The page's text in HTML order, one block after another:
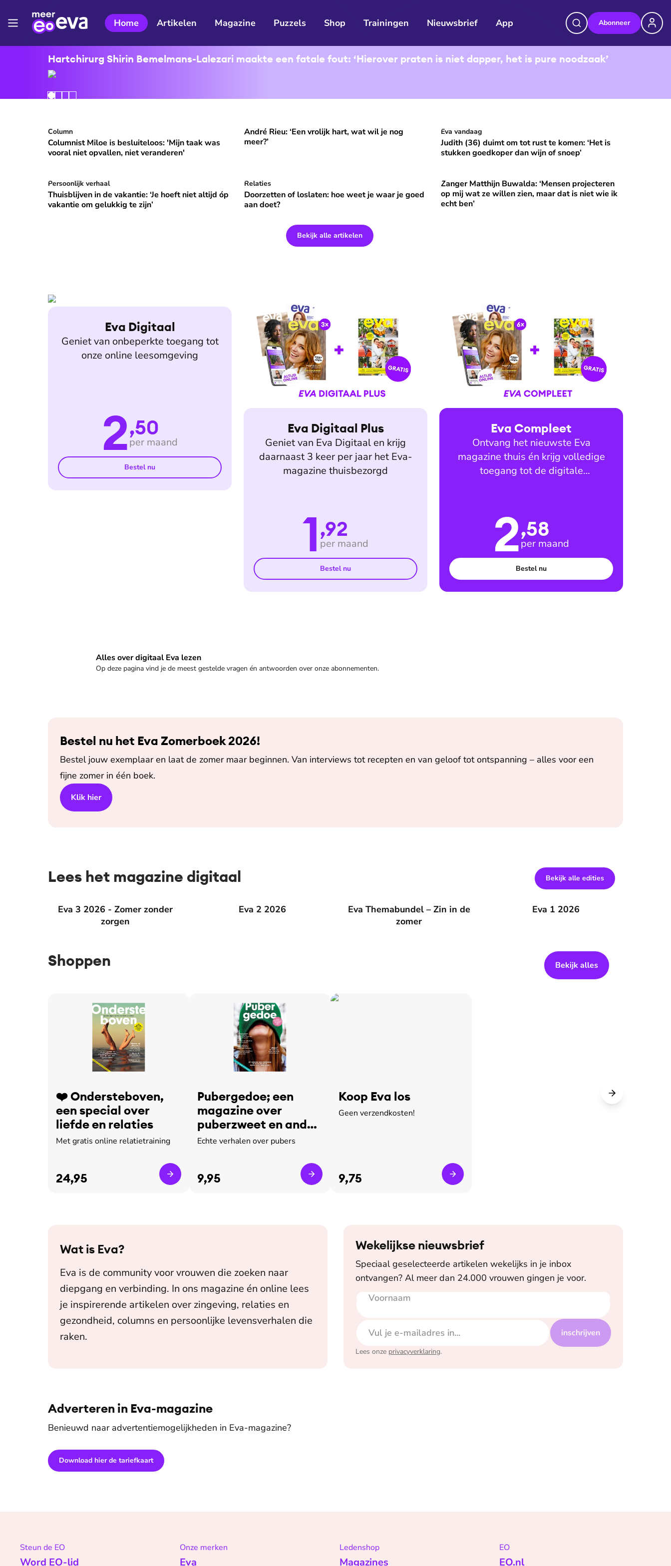
Home Artikelen Magazine Puzzels Shop Trainingen Nieuwsbrief App Abonneer
Hartchirurg Shirin Bemelmans-Lalezari maakte een fatale fout: ‘Hierover praten is niet dapper, het is pure noodzaak’
Columnist Miloe is besluiteloos: 'Mijn taak was vooral niet opvallen, niet veranderen'
⭐ Premium
Column
Columnist Miloe is besluiteloos: 'Mijn taak was
vooral niet opvallen, niet veranderen'
André Rieu: ‘Een vrolijk hart, wat wil je nog meer?’
⭐ Premium
André Rieu: ‘Een vrolijk hart, wat wil je nog
meer?’
Judith (36) duimt om tot rust te komen: ‘Het is stukken
⭐Premium
Eva vandaag
Judith (36) duimt om tot rust te komen: ‘Het is
stukken goedkoper dan wijn of snoep’
Thuisblijven in de vakantie: ‘Je hoeft niet altijd óp vakantie om gelukkig te zijn’
Persoonlijk verhaal
Thuisblijven in de vakantie: ‘Je hoeft niet altijd óp
vakantie om gelukkig te zijn’
Doorzetten of loslaten: hoe weet je waar je goed aan doet?
⭐
Relaties
Doorzetten of loslaten: hoe weet je waar je goed
aan doet?
Zanger Matthijn Buwalda: ‘Mensen projecteren op mij wat ze
⭐Premium
Zanger Matthijn Buwalda: ‘Mensen projecteren
op mij wat ze willen zien, maar dat is niet wie ik
echt ben’
Bekijk alle artikelen
Eva Digitaal
Geniet van onbeperkte toegang tot
onze online leesomgeving
2,50
per maand
Bestel nu
Eva Digitaal Plus
Geniet van Eva Digitaal en krijg
daarnaast 3 keer per jaar het Eva-
magazine thuisbezorgd
1,92
per maand
Bestel nu
Eva Compleet
Ontvang het nieuwste Eva
magazine thuis én krijg volledige
toegang tot de digitale
2,58
per maand
Bestel nu
Alles over digitaal Eva lezen
Op deze pagina vind je de meest gestelde vragen én antwoorden over onze abonnementen.
Veelgestelde vragen
Bestel nu het Eva Zomerboek 2026!
Bestel jouw exemplaar en laat de zomer maar beginnen. Van interviews tot recepten en van geloof tot ontspanning – alles voor een
fijne zomer in één boek.
Klik hier
Lees het magazine digitaal Bekijk alle edities
Eva 3 2026 - Zomer zonder
zorgen
Eva 3 2026 - Zomer zonder zorgen Eva 2 2026
Eva Themabundel – Zin in de
zomer
Eva Themabundel – Zin in de zomer Eva 1 2026
Shoppen Bekijk alles
❤️ Ondersteboven,
een special over
liefde en relaties
Met gratis online relatietraining
24,95
Pubergedoe; een
magazine over
puberzweet en ander
leed
Echte verhalen over pubers
9,95
Koop Eva los
Geen verzendkosten!
9,75
Wat is Eva?
Eva is de community voor vrouwen die zoeken naar
diepgang en verbinding. In ons magazine én online lees
je inspirerende artikelen over zingeving, relaties en
gezondheid, columns en persoonlijke levensverhalen die
raken.
Wekelijkse nieuwsbrief
Speciaal geselecteerde artikelen wekelijks in je inbox
ontvangen? Al meer dan 24.000 vrouwen gingen je voor.
Voornaam
E-mailadres
inschrijven
Lees onze privacyverklaring.
Adverteren in Eva-magazine
Benieuwd naar advertentiemogelijkheden in Eva-magazine?
Download hier de tariefkaart
Steun de EO
Word EO-lid
Onze merken
Eva
Ledenshop
Magazines
EO
EO.nl